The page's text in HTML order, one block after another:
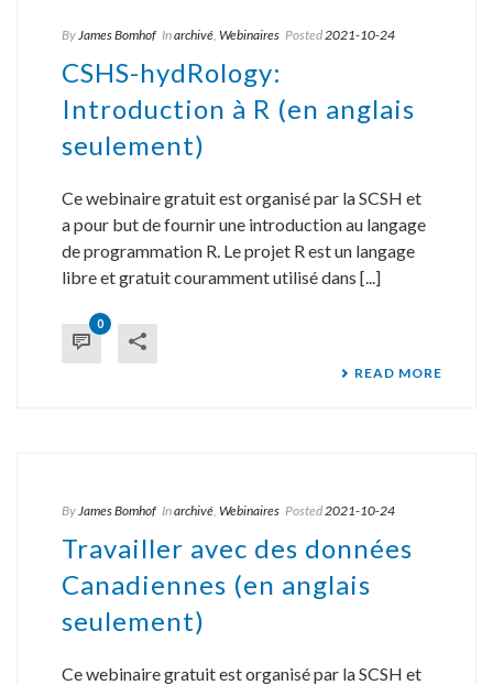
ByJames Bomhof Inarchivé, Webinaires Posted2021-10-24
CSHS-hydRology:
Introduction à R (en anglais
seulement)
Ce webinaire gratuit est organisé par la SCSH et
a pour but de fournir une introduction au langage
de programmation R. Le projet R est un langage
libre et gratuit couramment utilisé dans [...]
0
READ MORE
ByJames Bomhof Inarchivé, Webinaires Posted2021-10-24
Travailler avec des données
Canadiennes (en anglais
seulement)
Ce webinaire gratuit est organisé par la SCSH et